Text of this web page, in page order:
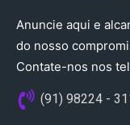
Anuncie aqui e
do nosso
Contate-nos nos
(91) 98224 -